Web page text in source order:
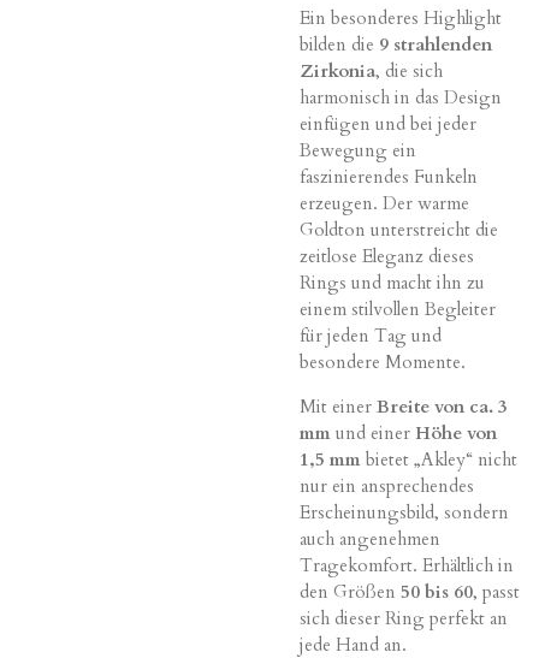
Ein besonderes Highlight
bilden die 9 strahlenden
Zirkonia, die sich
harmonisch in das Design
einfügen und bei jeder
Bewegung ein
faszinierendes Funkeln
erzeugen. Der warme
Goldton unterstreicht die
zeitlose Eleganz dieses
Rings und macht ihn zu
einem stilvollen Begleiter
für jeden Tag und
besondere Momente.
Mit einer Breite von ca. 3
mm und einer Höhe von
1,5 mm bietet „Akley“ nicht
nur ein ansprechendes
Erscheinungsbild, sondern
auch angenehmen
Tragekomfort. Erhältlich in
den Größen 50 bis 60, passt
sich dieser Ring perfekt an
jede Hand an.